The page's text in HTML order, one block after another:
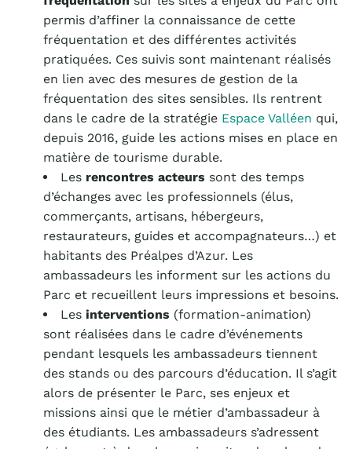
permis d’affiner la connaissance de cette
fréquentation et des différentes activités
pratiquées. Ces suivis sont maintenant réalisés
en lien avec des mesures de gestion de la
fréquentation des sites sensibles. Ils rentrent
dans le cadre de la stratégie Espace Valléen qui,
depuis 2016, guide les actions mises en place en
matière de tourisme durable.
Les rencontres acteurs sont des temps
d’échanges avec les professionnels (élus,
commerçants, artisans, hébergeurs,
restaurateurs, guides et accompagnateurs…) et
habitants des Préalpes d’Azur. Les
ambassadeurs les informent sur les actions du
Parc et recueillent leurs impressions et besoins.
Les interventions (formation-animation)
sont réalisées dans le cadre d’événements
pendant lesquels les ambassadeurs tiennent
des stands ou des parcours d’éducation. Il s’agit
alors de présenter le Parc, ses enjeux et
missions ainsi que le métier d’ambassadeur à
des étudiants. Les ambassadeurs s’adressent